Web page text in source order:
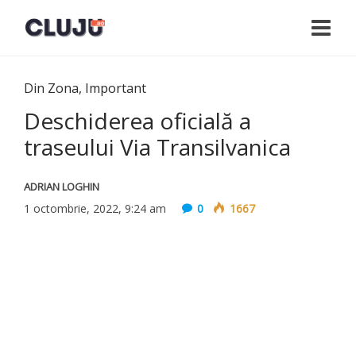
Din Zona, Important
Deschiderea oficială a
traseului Via Transilvanica
ADRIAN LOGHIN
1 octombrie, 2022, 9:24 am 0 1667